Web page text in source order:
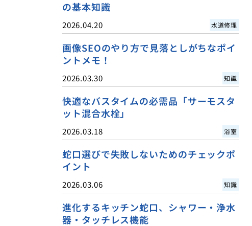
の基本知識
2026.04.20 水道修理
画像SEOのやり方で見落としがちなポイ
ントメモ！
2026.03.30 知識
快適なバスタイムの必需品「サーモスタ
ット混合水栓」
2026.03.18 浴室
蛇口選びで失敗しないためのチェックポ
イント
2026.03.06 知識
進化するキッチン蛇口、シャワー・浄水
器・タッチレス機能